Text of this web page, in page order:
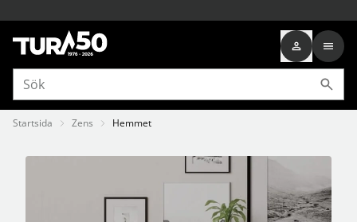
Startsida Zens Hemmet